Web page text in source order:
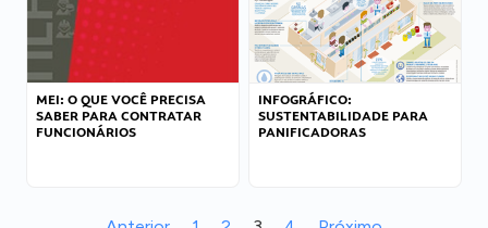
MEI: O QUE VOCÊ PRECISA
SABER PARA CONTRATAR
FUNCIONÁRIOS
INFOGRÁFICO:
SUSTENTABILIDADE PARA
PANIFICADORAS